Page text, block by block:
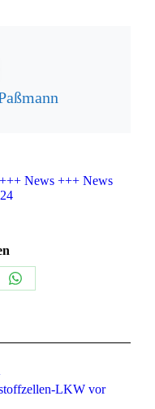
News +++ News
Teilen
LKW vor